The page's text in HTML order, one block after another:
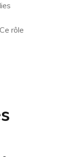
rôle